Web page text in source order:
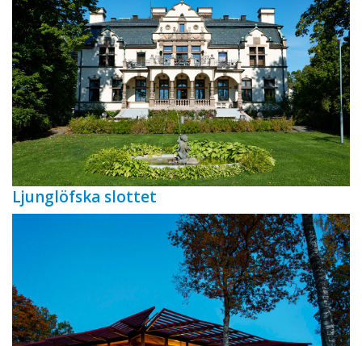
Ljunglöfska slottet